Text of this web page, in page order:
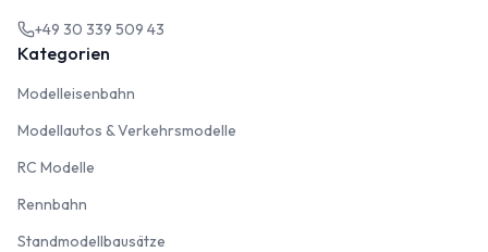
+49 30 339 509 43
Kategorien
Modelleisenbahn
Modellautos & Verkehrsmodelle
RC Modelle
Rennbahn
Standmodellbausätze